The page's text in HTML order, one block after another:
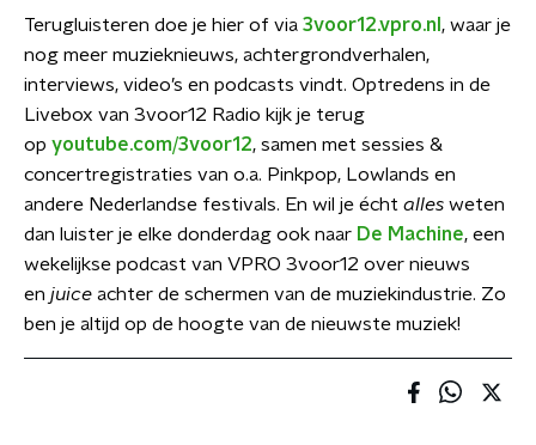
Terugluisteren doe je hier of via 3voor12.vpro.nl , waar je
nog meer muzieknieuws, achtergrondverhalen,
interviews, video’s en podcasts vindt. Optredens in de
Livebox van 3voor12 Radio kijk je terug
op youtube.com/3voor12, samen met sessies &
concertregistraties van o.a. Pinkpop, Lowlands en
andere Nederlandse festivals. En wil je écht alles weten
dan luister je elke donderdag ook naar De Machine, een
wekelijkse podcast van VPRO 3voor12 over nieuws
en juice achter de schermen van de muziekindustrie. Zo
ben je altijd op de hoogte van de nieuwste muziek!